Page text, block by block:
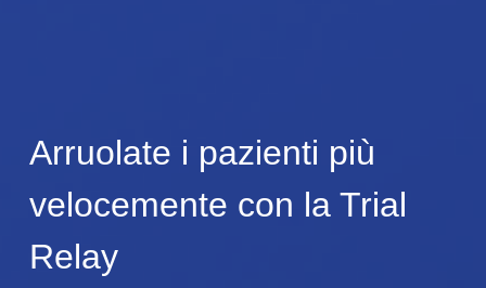
Arruolate i pazienti più
velocemente con la Trial
Relay